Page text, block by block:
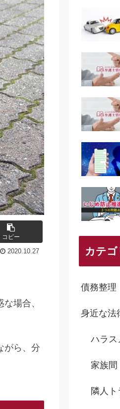
コピー
2020.10.27
場合、
がら、分
カテゴ
債務整理
身近な法
ハラス
家族間
隣人